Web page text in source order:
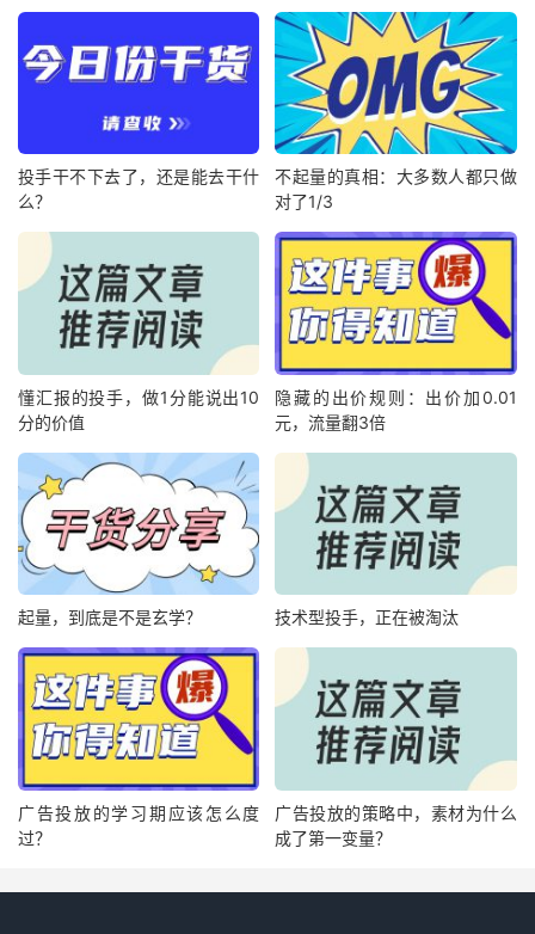
投手干不下去了，还是能去干什
么？
不起量的真相：大多数人都只做
对了1/3
懂汇报的投手，做1分能说出10
分的价值
隐藏的出价规则：出价加0.01
元，流量翻3倍
起量，到底是不是玄学？ 技术型投手，正在被淘汰
广告投放的学习期应该怎么度
过？
广告投放的策略中，素材为什么
成了第一变量？